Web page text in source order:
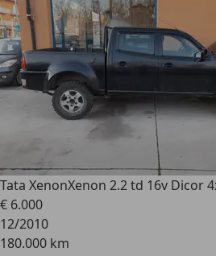
Tata XenonXenon 2.2 td 16v Dicor
€ 6.000
12/2010
180.000 km